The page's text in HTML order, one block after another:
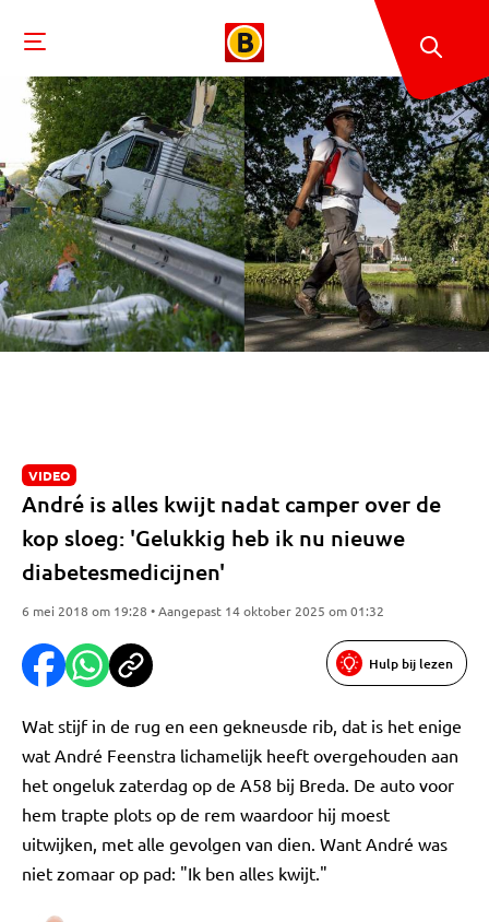
VIDEO
André is alles kwijt nadat camper over de
kop sloeg: 'Gelukkig heb ik nu nieuwe
diabetesmedicijnen'
6 mei 2018 om 19:28 • Aangepast 14 oktober 2025 om 01:32
Hulp bij lezen
Wat stijf in de rug en een gekneusde rib, dat is het enige
wat André Feenstra lichamelijk heeft overgehouden aan
het ongeluk zaterdag op de A58 bij Breda. De auto voor
hem trapte plots op de rem waardoor hij moest
uitwijken, met alle gevolgen van dien. Want André was
niet zomaar op pad: "Ik ben alles kwijt."